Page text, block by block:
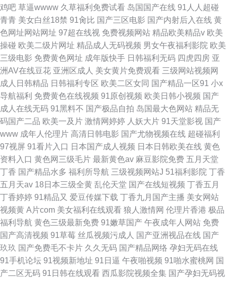
鸡吧 草逼wwww 久草福利免费试看 岛国国产在线 91人人超碰
青青 美女白丝18禁 91肏比 国产三区电影 国产内射后入在线 黄
色网址网站网址 97超在线视 免费视频网站 精品欧美精品v 欧美
操碰 欧美二级片网址 精品成人无码视频 男女午夜福利影院 欧美
三级电影 免费黄色网址 成年版快手 日韩福利无码 四虎四房 亚
洲AV在线豆花 亚洲区成人 美女黄片免费观看 三级网站视频网
成人日韩精品 日韩福利专区 欧美二区女同 国产精品一区91 小x
导航福利 免费黄色在线视频 91原创视频 欧美日韩小视频 国产
成人在线无码 91黑料不 国产极品自拍 岛国最大色网站 精品无
码国产二品 欧美一及片 激情网婷婷 人妖大片 91天堂影视 国产
www 成年人伦理片 高清日韩电影 国产尤物视频在线 超碰福利
97视屏 91看片入口 日本国产成人视频 日本日韩欧美在线 黄色
资料入口 黄色网三级毛片 最新黄色av 麻豆影院免费 五月天堂
丁香 国产精品水多 福利所导航 三级视频网站J 51福利影院 丁香
五月天av 18日本三级全黄 乱伦天堂 国产在线短视频 丁香五月
丁香婷婷 91精品又 爱豆传媒下载 丁香九月国产主播 美女网站
视频黄 A片com 美女福利在线观看 狼人激情网 伦理片香港 极品
福利导航 黄色三级最新免费 91嫩草国产 午夜成年人网站 免费
国产高清视频 91草莓 丝瓜视频污成人 国产亚洲视品在线 国产
玖玖 国产免费毛不卡片 久久无码 国产精品网络 孕妇无码在线
91手机论坛 91视频新地址 91日逼 午夜啪视频 91啪水蜜桃网 国
产二区无码 91日韩在线观看 西瓜影院视频全集 国产孕妇无码视